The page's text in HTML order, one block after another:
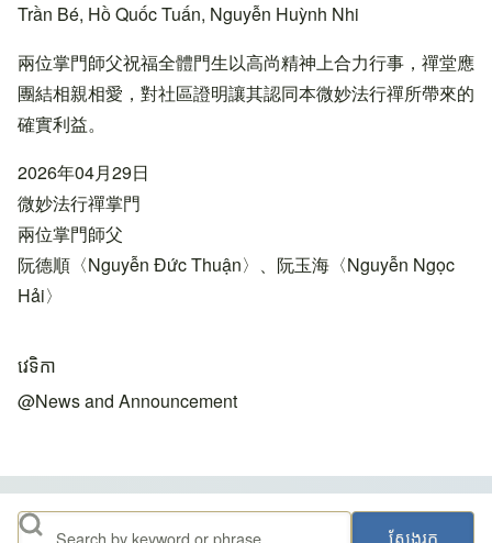
Trần Bé, Hồ Quốc Tuấn, Nguyễn Huỳnh Nhi
兩位掌門師父祝福全體門生以高尚精神上合力行事，禪堂應
團結相親相愛，對社區證明讓其認同本微妙法行禪所帶來的
確實利益。
2026年04月29日
微妙法行禪掌門
兩位掌門師父
阮德順〈Nguyễn Đức Thuận〉、阮玉海〈Nguyễn Ngọc
Hải〉
វេទិកា
@News and Announcement
ស្វែងរក